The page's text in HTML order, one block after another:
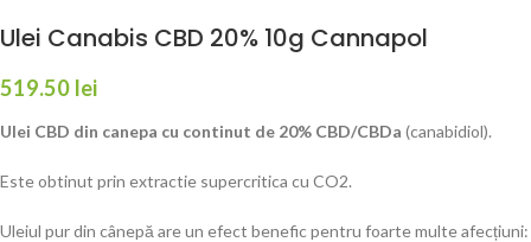
Ulei Canabis CBD 20% 10g Cannapol
519.50 lei
Ulei CBD din canepa cu continut de 20% CBD/CBDa (canabidiol).
Este obtinut prin extractie supercritica cu CO2.
Uleiul pur din cânepă are un efect benefic pentru foarte multe afecțiuni: